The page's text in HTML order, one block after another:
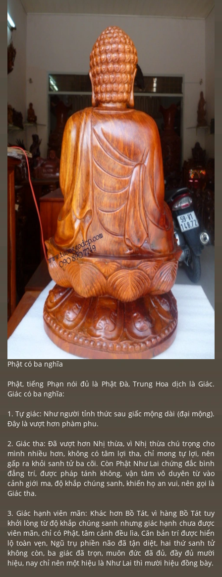
Phật có ba nghĩa
Phật, tiếng Phạn nói đủ là Phật Đà, Trung Hoa dịch là Giác.
Giác có ba nghĩa:
1. Tự giác: Như người tỉnh thức sau giấc mộng dài (đại mộng).
Đây là vượt hơn phàm phu.
2. Giác tha: Đã vượt hơn Nhị thừa, vì Nhị thừa chú trọng cho
mình nhiều hơn, không có tâm lợi tha, chỉ mong tự lợi, nên
gấp ra khỏi sanh tử ba cõi. Còn Phật Như Lai chứng đắc bình
đẳng trí, được pháp tánh không, vận tâm vô duyên từ vào
cảnh giới ma, độ khắp chúng sanh, khiến họ an vui, nên gọi là
Giác tha.
3. Giác hạnh viên mãn: Khác hơn Bồ Tát, vì hàng Bồ Tát tuy
khởi lòng từ độ khắp chúng sanh nhưng giác hạnh chưa được
viên mãn, chỉ có Phật, tâm cảnh đều lìa, Căn bản trí được hiển
lộ toàn vẹn, Ngũ trụ phiền não đã tận diệt, hai thứ sanh tử
không còn, ba giác đã trọn, muôn đức đã đủ, đầy đủ mười
hiệu, nay chỉ nên một hiệu là Như Lai thì mười hiệu đồng bày.